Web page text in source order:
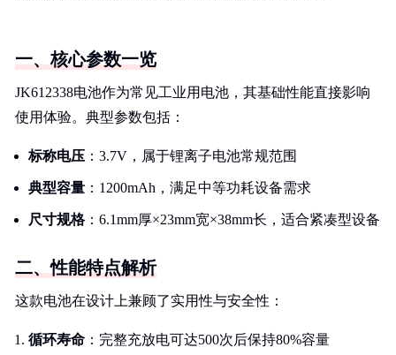
一、核心参数一览
JK612338电池作为常见工业用电池，其基础性能直接影响
使用体验。典型参数包括：
标称电压 ：3.7V，属于锂离子电池常规范围
典型容量 ：1200mAh，满足中等功耗设备需求
尺寸规格：6.1mm厚×23mm宽×38mm长，适合紧凑型设备
二、性能特点解析
这款电池在设计上兼顾了实用性与安全性：
循环寿命 ：完整充放电可达500次后保持80%容量